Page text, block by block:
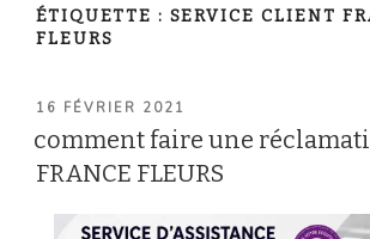
ÉTIQUETTE : SERVICE CLIENT
FLEURS
PUBLIÉ
16 FÉVRIER 2021
comment faire une
FRANCE FLEURS